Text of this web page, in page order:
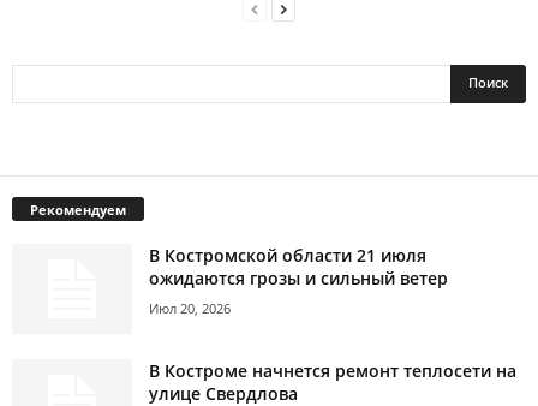
Рекомендуем
В Костромской области 21 июля
ожидаются грозы и сильный ветер
Июл 20, 2026
В Костроме начнется ремонт теплосети на
улице Свердлова